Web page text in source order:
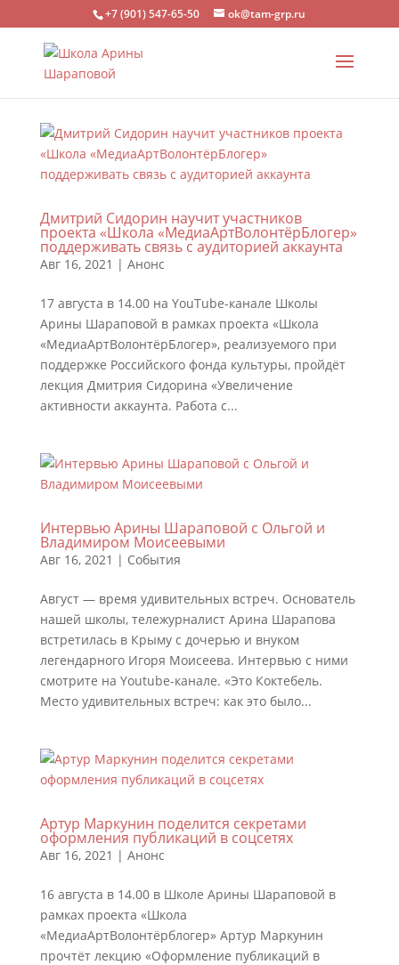
+7 (901) 547-65-50 ok@tam-grp.ru
Дмитрий Сидорин научит участников
проекта «Школа «МедиаАртВолонтёрБлогер»
поддерживать связь с аудиторией аккаунта
Авг 16, 2021 | Анонс
17 августа в 14.00 на YouTube-канале Школы
Арины Шараповой в рамках проекта «Школа
«МедиаАртВолонтёрБлогер», реализуемого при
поддержке Российского фонда культуры, пройдёт
лекция Дмитрия Сидорина «Увеличение
активности аккаунта. Работа с...
Интервью Арины Шараповой с Ольгой и
Владимиром Моисеевыми
Авг 16, 2021 | События
Август — время удивительных встреч. Основатель
нашей школы, тележурналист Арина Шарапова
встретилась в Крыму с дочерью и внуком
легендарного Игоря Моисеева. Интервью с ними
смотрите на Youtube-канале. «Это Коктебель.
Место удивительных встреч: как это было...
Артур Маркунин поделится секретами
оформления публикаций в соцсетях
Авг 16, 2021 | Анонс
16 августа в 14.00 в Школе Арины Шараповой в
рамках проекта «Школа
«МедиаАртВолонтёрблогер» Артур Маркунин
прочтёт лекцию «Оформление публикаций в